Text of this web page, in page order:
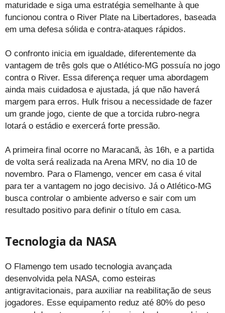
maturidade e siga uma estratégia semelhante à que
funcionou contra o River Plate na Libertadores, baseada
em uma defesa sólida e contra-ataques rápidos.
O confronto inicia em igualdade, diferentemente da
vantagem de três gols que o Atlético-MG possuía no jogo
contra o River. Essa diferença requer uma abordagem
ainda mais cuidadosa e ajustada, já que não haverá
margem para erros. Hulk frisou a necessidade de fazer
um grande jogo, ciente de que a torcida rubro-negra
lotará o estádio e exercerá forte pressão.
A primeira final ocorre no Maracanã, às 16h, e a partida
de volta será realizada na Arena MRV, no dia 10 de
novembro. Para o Flamengo, vencer em casa é vital
para ter a vantagem no jogo decisivo. Já o Atlético-MG
busca controlar o ambiente adverso e sair com um
resultado positivo para definir o título em casa.
Tecnologia da NASA
O Flamengo tem usado tecnologia avançada
desenvolvida pela NASA, como esteiras
antigravitacionais, para auxiliar na reabilitação de seus
jogadores. Esse equipamento reduz até 80% do peso